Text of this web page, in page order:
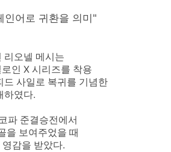
어로 귀환을 의미"
리오넬 메시는
인 X 시리즈를 착용
드 사일로 복귀를 기념한
하였다.
파 준결승전에서
을 보여주었을 때
감을 받았다.